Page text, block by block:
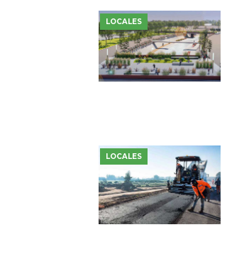
LOCALES
LOCALES